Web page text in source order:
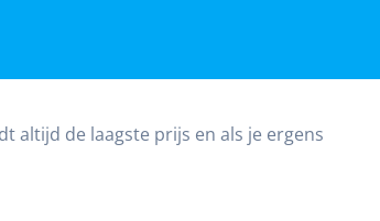
altijd de laagste prijs en als je ergens